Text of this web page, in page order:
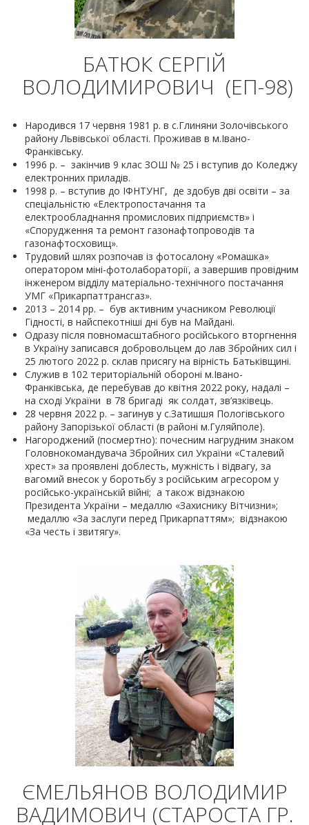
БАТЮК СЕРГІЙ
ВОЛОДИМИРОВИЧ (ЕП-98)
Народився 17 червня 1981 р. в с.Глиняни Золочівського
району Львівської області. Проживав в м.Івано-
Франківську.
1996 р. – закінчив 9 клас ЗОШ № 25 і вступив до Коледжу
електронних приладів.
1998 р. – вступив до ІФНТУНГ, де здобув дві освіти – за
спеціальністю «Електропостачання та
електрообладнання промислових підприємств» і
«Спорудження та ремонт газонафтопроводів та
газонафтосховищ».
Трудовий шлях розпочав із фотосалону «Ромашка»
оператором міні-фотолабораторії, а завершив провідним
інженером відділу матеріально-технічного постачання
УМГ «Прикарпаттрансгаз».
2013 – 2014 рр. – був активним учасником Революції
Гідності, в найспекотніші дні був на Майдані.
Одразу після повномасштабного російського вторгнення
в Україну записався добровольцем до лав Збройних сил і
25 лютого 2022 р. склав присягу на вірність Батьківщині.
Служив в 102 територіальній обороні м.Івано-
Франківська, де перебував до квітня 2022 року, надалі –
на сході України в 78 бригаді як солдат, зв’язківець.
28 червня 2022 р. – загинув у с.Затишшя Пологівського
району Запорізької області (в районі м.Гуляйполе).
Нагороджений (посмертно): почесним нагрудним знаком
Головнокомандувача Збройних сил України «Сталевий
хрест» за проявлені доблесть, мужність і відвагу, за
вагомий внесок у боротьбу з російським агресором у
російсько-українській війні; а також відзнакою
Президента України – медаллю «Захиснику Вітчизни»;
медаллю «За заслуги перед Прикарпаттям»; відзнакою
«За честь і звитягу».
ЄМЕЛЬЯНОВ ВОЛОДИМИР
ВАДИМОВИЧ (СТАРОСТА ГР.